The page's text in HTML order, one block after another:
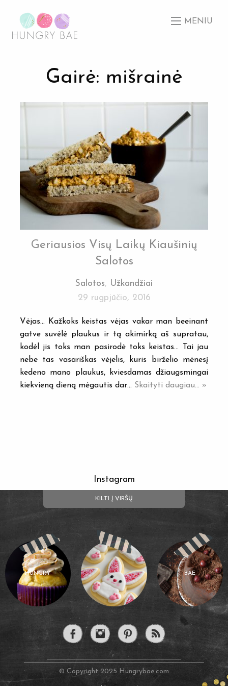
MENIU
Gairė: mišrainė
Geriausios Visų Laikų Kiaušinių
Salotos
Salotos, Užkandžiai
29 rugpjūčio, 2016
Vėjas… Kažkoks keistas vėjas vakar man beeinant
gatve suvėlė plaukus ir tą akimirką aš supratau,
kodėl jis toks man pasirodė toks keistas… Tai jau
nebe tas vasariškas vėjelis, kuris birželio mėnesį
kedeno mano plaukus, kviesdamas džiaugsmingai
kiekvieną dieną mėgautis dar… Skaityti daugiau... »
Instagram
KILTI Į VIRŠŲ
HUNGRY BAE
© Copyright 2025 Hungrybae.com